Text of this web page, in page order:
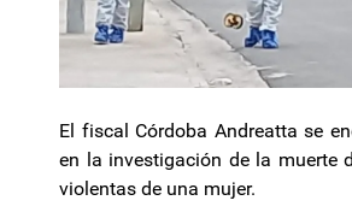
El fiscal Córdoba Andreatta se
en la investigación de la muerte
violentas de una mujer.